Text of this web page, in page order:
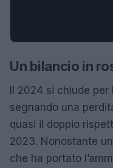
Un bilancio in
Il 2024 si chiude per
segnando una
quasi il doppio
2023. Nonostante
che ha portato